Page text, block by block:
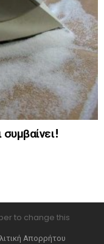
to change this
Απορρήτου